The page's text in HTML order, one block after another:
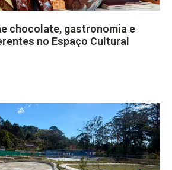
chocolate, gastronomia e
no Espaço Cultural